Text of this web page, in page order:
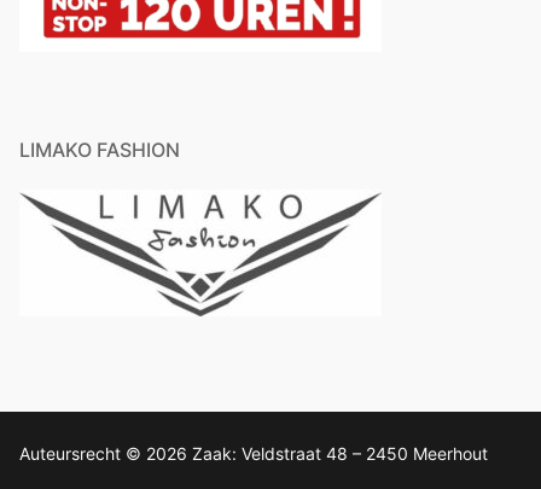
LIMAKO FASHION
Auteursrecht © 2026 Zaak: Veldstraat 48 – 2450 Meerhout